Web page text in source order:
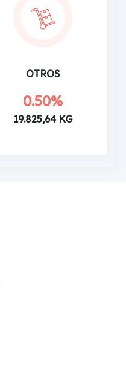
OTROS
0.50%
19.825,64 KG